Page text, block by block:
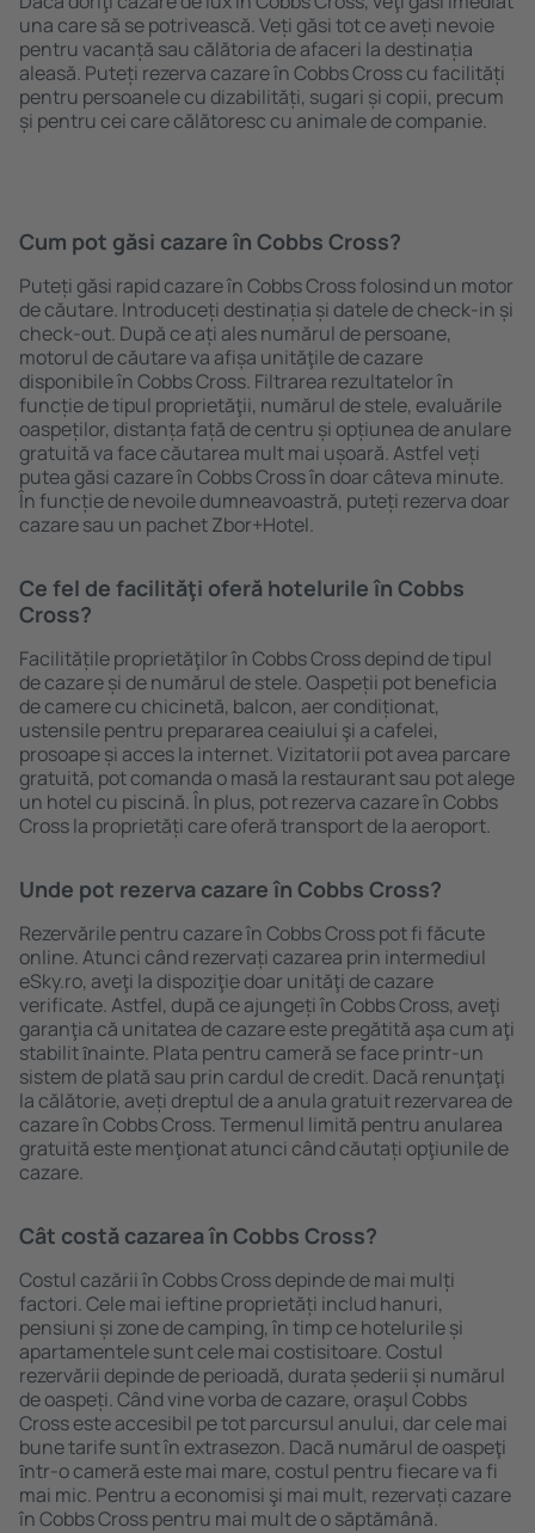
una care să se potrivească. Veți găsi tot ce aveți nevoie
pentru vacanță sau călătoria de afaceri la destinația
aleasă. Puteți rezerva cazare în Cobbs Cross cu facilități
pentru persoanele cu dizabilități, sugari și copii, precum
și pentru cei care călătoresc cu animale de companie.
Cum pot găsi cazare în Cobbs Cross?
Puteți găsi rapid cazare în Cobbs Cross folosind un motor
de căutare. Introduceți destinația și datele de check-in și
check-out. După ce ați ales numărul de persoane,
motorul de căutare va afișa unităţile de cazare
disponibile în Cobbs Cross. Filtrarea rezultatelor în
funcție de tipul proprietăţii, numărul de stele, evaluările
oaspeților, distanța față de centru și opțiunea de anulare
gratuită va face căutarea mult mai ușoară. Astfel veți
putea găsi cazare în Cobbs Cross în doar câteva minute.
În funcție de nevoile dumneavoastră, puteți rezerva doar
cazare sau un pachet Zbor+Hotel.
Ce fel de facilităţi oferă hotelurile în Cobbs
Cross?
Facilitățile proprietăţilor în Cobbs Cross depind de tipul
de cazare și de numărul de stele. Oaspeții pot beneficia
de camere cu chicinetă, balcon, aer condiționat,
ustensile pentru prepararea ceaiului şi a cafelei,
prosoape și acces la internet. Vizitatorii pot avea parcare
gratuită, pot comanda o masă la restaurant sau pot alege
un hotel cu piscină. În plus, pot rezerva cazare în Cobbs
Cross la proprietăți care oferă transport de la aeroport.
Unde pot rezerva cazare în Cobbs Cross?
Rezervările pentru cazare în Cobbs Cross pot fi făcute
online. Atunci când rezervați cazarea prin intermediul
eSky.ro, aveţi la dispoziţie doar unităţi de cazare
verificate. Astfel, după ce ajungeți în Cobbs Cross, aveţi
garanţia că unitatea de cazare este pregătită aşa cum aţi
stabilit ȋnainte. Plata pentru cameră se face printr-un
sistem de plată sau prin cardul de credit. Dacă renunţaţi
la călătorie, aveți dreptul de a anula gratuit rezervarea de
cazare în Cobbs Cross. Termenul limită pentru anularea
gratuită este menţionat atunci când căutați opţiunile de
cazare.
Cât costă cazarea în Cobbs Cross?
Costul cazării în Cobbs Cross depinde de mai mulți
factori. Cele mai ieftine proprietăți includ hanuri,
pensiuni și zone de camping, în timp ce hotelurile și
apartamentele sunt cele mai costisitoare. Costul
rezervării depinde de perioadă, durata șederii și numărul
de oaspeți. Când vine vorba de cazare, oraşul Cobbs
Cross este accesibil pe tot parcursul anului, dar cele mai
bune tarife sunt în extrasezon. Dacă numărul de oaspeţi
ȋntr-o cameră este mai mare, costul pentru fiecare va fi
mai mic. Pentru a economisi şi mai mult, rezervați cazare
în Cobbs Cross pentru mai mult de o săptămână.